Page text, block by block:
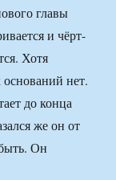
главы
и чёрт-
Хотя
нет.
до конца
же он от
Он